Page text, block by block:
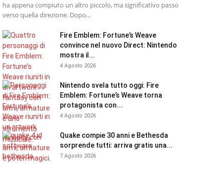
ha appena compiuto un altro piccolo, ma significativo passo
verso quella direzione. Dopo...
Fire Emblem: Fortune’s Weave
convince nel nuovo Direct: Nintendo
mostra il...
4 Agosto 2026
Nintendo svela tutto oggi: Fire
Emblem: Fortune’s Weave torna
protagonista con...
4 Agosto 2026
Quake compie 30 anni e Bethesda
sorprende tutti: arriva gratis una...
7 Agosto 2026